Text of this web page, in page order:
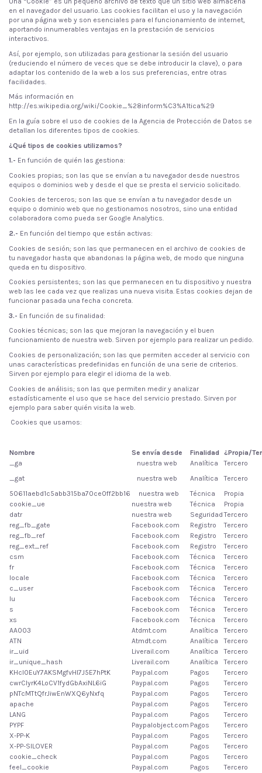
en el navegador del usuario. Las cookies facilitan el uso y la navegación
por una página web y son esenciales para el funcionamiento de internet,
aportando innumerables ventajas en la prestación de servicios
interactivos.
Así, por ejemplo, son utilizadas para gestionar la sesión del usuario
(reduciendo el número de veces que se debe introducir la clave), o para
adaptar los contenido de la web a los sus preferencias, entre otras
facilidades.
Más información en
http://es.wikipedia.org/wiki/Cookie_%28inform%C3%A1tica%29
En la guía sobre el uso de cookies de la Agencia de Protección de Datos se
detallan los diferentes tipos de cookies.
¿Qué tipos de cookies utilizamos?
1.- En función de quién las gestiona:
Cookies propias; son las que se envían a tu navegador desde nuestros
equipos o dominios web y desde el que se presta el servicio solicitado.
Cookies de terceros; son las que se envían a tu navegador desde un
equipo o dominio web que no gestionamos nosotros, sino una entidad
colaboradora como pueda ser Google Analytics.
2.- En función del tiempo que están activas:
Cookies de sesión; son las que permanecen en el archivo de cookies de
tu navegador hasta que abandonas la página web, de modo que ninguna
queda en tu dispositivo.
Cookies persistentes; son las que permanecen en tu dispositivo y nuestra
web las lee cada vez que realizas una nueva visita. Estas cookies dejan de
funcionar pasada una fecha concreta.
3.- En función de su finalidad:
Cookies técnicas; son las que mejoran la navegación y el buen
funcionamiento de nuestra web. Sirven por ejemplo para realizar un pedido.
Cookies de personalización; son las que permiten acceder al servicio con
unas características predefinidas en función de una serie de criterios.
Sirven por ejemplo para elegir el idioma de la web.
Cookies de análisis; son las que permiten medir y analizar
estadísticamente el uso que se hace del servicio prestado. Sirven por
ejemplo para saber quién visita la web.
Cookies que usamos:
Nombre Se envía desde Finalidad
¿Propia/
_ga
nuestra web Analítica
Tercero
_gat
nuestra web Analítica
Tercero
50611aebd1c5abb315ba70ce0ff2bb16
nuestra web Técnica
Propia
cookie_ue
nuestra web Técnica
Propia
datr
nuestra web Seguridad Tercero
reg_fb_gate
Facebook.com Registro
Tercero
reg_fb_ref
Facebook.com Registro
Tercero
reg_ext_ref
Facebook.com Registro
Tercero
csm
Facebook.com Técnica
Tercero
fr
Facebook.com Técnica
Tercero
locale
Facebook.com Técnica
Tercero
c_user
Facebook.com Técnica
Tercero
lu
Facebook.com Técnica
Tercero
s
Facebook.com Técnica
Tercero
xs
Facebook.com Técnica
Tercero
AA003
Atdmt.com Analítica
Tercero
ATN
Atmdt.com Analítica
Tercero
ir_uid
Liverail.com Analítica
Tercero
ir_unique_hash
Liverail.com Analítica
Tercero
KHcl0EuY7AKSMgfvHI7J5E7hPtK
Paypal.com Pagos
Tercero
cwrClyrK4LoCV1fydGbAxiNL6iG
Paypal.com Pagos
Tercero
pNTcMTtQfrJiwEnWXQ6yNxfq
Paypal.com Pagos
Tercero
apache
Paypal.com Pagos
Tercero
LANG
Paypal.com Pagos
Tercero
PYPF
Paypalobject.com Pagos
Tercero
X-PP-K
Paypal.com Pagos
Tercero
X-PP-SILOVER
Paypal.com Pagos
Tercero
cookie_check
Paypal.com Pagos
Tercero
feel_cookie
Paypal.com Pagos
Tercero